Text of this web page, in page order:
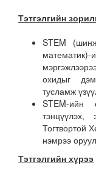
Тэтгэлгийн з
STEM
охидыг
тусламж
STEM-ийн
Тогтвортой
нэмрээ
Тэтгэлгийн хүрээ